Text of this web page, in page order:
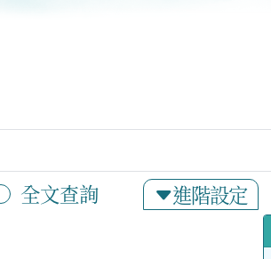
全文查詢 進階設定